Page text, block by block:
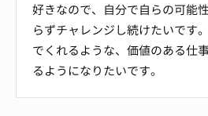
好きなので、自分で自らの可能
らずチャレンジし続けたいです
でくれるような、価値のある仕
るようになりたいです。